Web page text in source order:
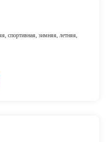
спортивная, зимняя, летняя,